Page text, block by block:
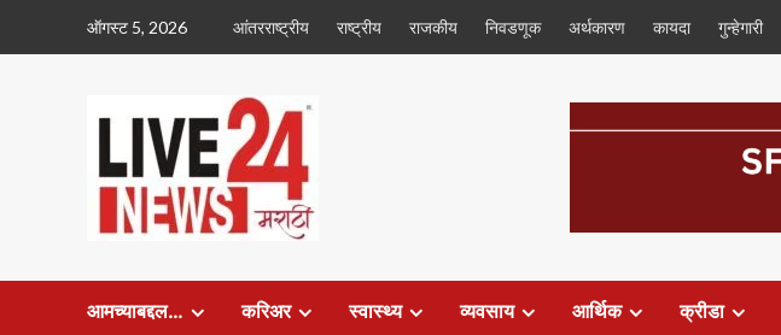
ऑगस्ट 5, 2026 आंतरराष्ट्रीय राष्ट्रीय राजकीय निवडणूक अर्थकारण कायदा गुन्हेगारी
आमच्याबद्दल… करिअर स्वास्थ्य व्यवसाय आर्थिक क्रीडा